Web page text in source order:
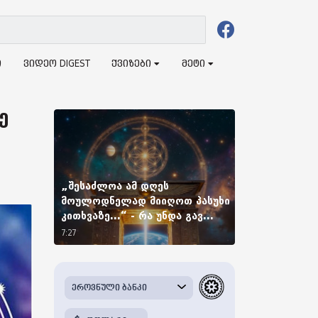
ვიდეო DIGEST ქვიზები მეტი
„შესაძლოა ამ დღეს
მოულოდნელად მიიღოთ პასუხი
კითხვაზე...“ - რა უნდა გავ...
7:27